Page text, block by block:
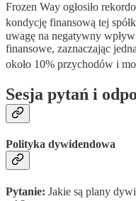
Frozen Way ogłosiło
kondycję finansową tej
uwagę na negatywny
finansowe, zaznaczając
około 10% przychodów i
Sesja pytań i
Polityka dywidendowa
Pytanie: Jakie są plany